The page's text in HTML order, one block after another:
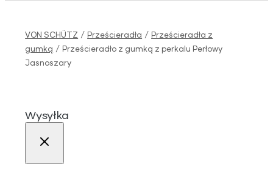
VON SCHÜTZ / Prześcieradła / Prześcieradła z
gumką / Prześcieradło z gumką z perkalu Perłowy
Jasnoszary
Wysyłka